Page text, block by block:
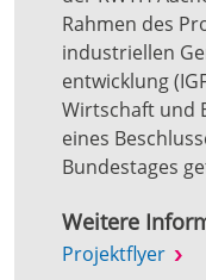
Rahmen des
industriellen
entwicklung
Wirtschaft und
eines
Bundestages
Weitere
Projektflyer